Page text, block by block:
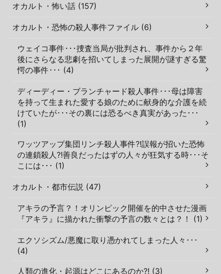
オカルト・怖い話 (157)
オカルト・恐怖の殺人事件ファイル (6)
ウェイコ事件･･･捜査当局が批判され、事件から２年
後にさらなる悲劇を招いてしまった展開が謎すぎる驚
愕の事件･･･ (4)
ディーディー・ブランチャード殺人事件･･･母は障害
を持って生まれた愛する娘のために献身的な介護を続
けていたが･･･その裏には恐るべき真実があった･･･
(1)
ワッツアップ集団リンチ殺人事件?!誤報が招いた恐怖
の連鎖殺人?!善良だったはずの人々が狂気する時･･･そ
こには･･･ (1)
オカルト・都市伝説 (47)
アキラの予言？！オリンピック開催を的中させた漫画
『アキラ』に描かれた衝撃の予言の数々とは？！ (1)
エクソシズム/悪魔に取り憑かれてしまった人々･･･
(4)
人類の進化・起源はどこにあるのか?! (3)